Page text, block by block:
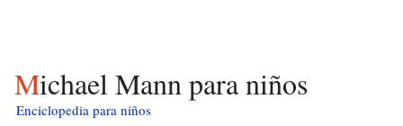
Michael Mann para niños
Enciclopedia para niños